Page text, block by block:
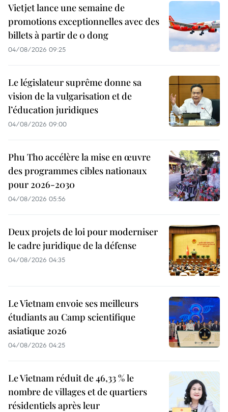
Vietjet lance une semaine de
promotions exceptionnelles avec des
billets à partir de 0 dong
04/08/2026 09:25
Le législateur suprême donne sa
vision de la vulgarisation et de
l’éducation juridiques
04/08/2026 09:00
Phu Tho accélère la mise en œuvre
des programmes cibles nationaux
pour 2026-2030
04/08/2026 05:56
Deux projets de loi pour moderniser
le cadre juridique de la défense
04/08/2026 04:35
Le Vietnam envoie ses meilleurs
étudiants au Camp scientifique
asiatique 2026
04/08/2026 04:25
Le Vietnam réduit de 46,33 % le
nombre de villages et de quartiers
résidentiels après leur